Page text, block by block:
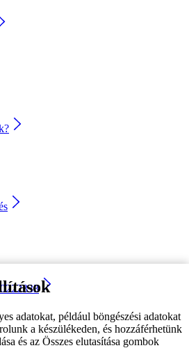
adatokat, például böngészési adatokat
a készülékeden, és hozzáférhetünk
és az Összes elutasítása gombok